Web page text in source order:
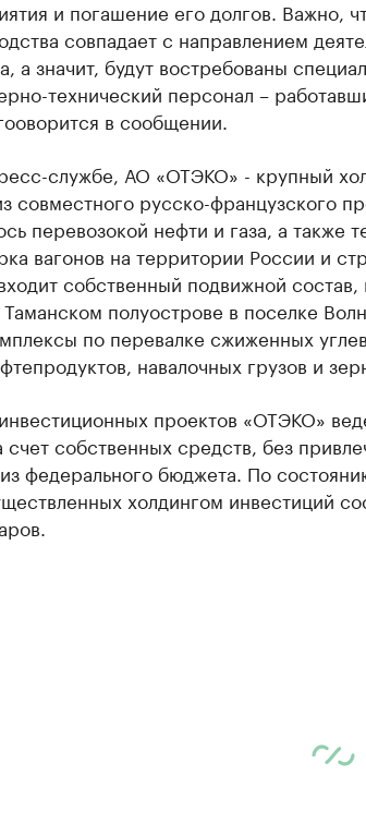
и погашение его долгов. Важно,
совпадает с направлением
а значит, будут востребованы
технический персонал –
в сообщении.
службе, АО «ОТЭКО» - крупный
совместного русско-французского
перевозокой нефти и газа, а также
вагонов на территории России и
собственный подвижной
полуострове в поселке
по перевалке сжиженных
навалочных грузов и
проектов «ОТЭКО»
счет собственных средств, без
федерального бюджета. По
холдингом инвестиций